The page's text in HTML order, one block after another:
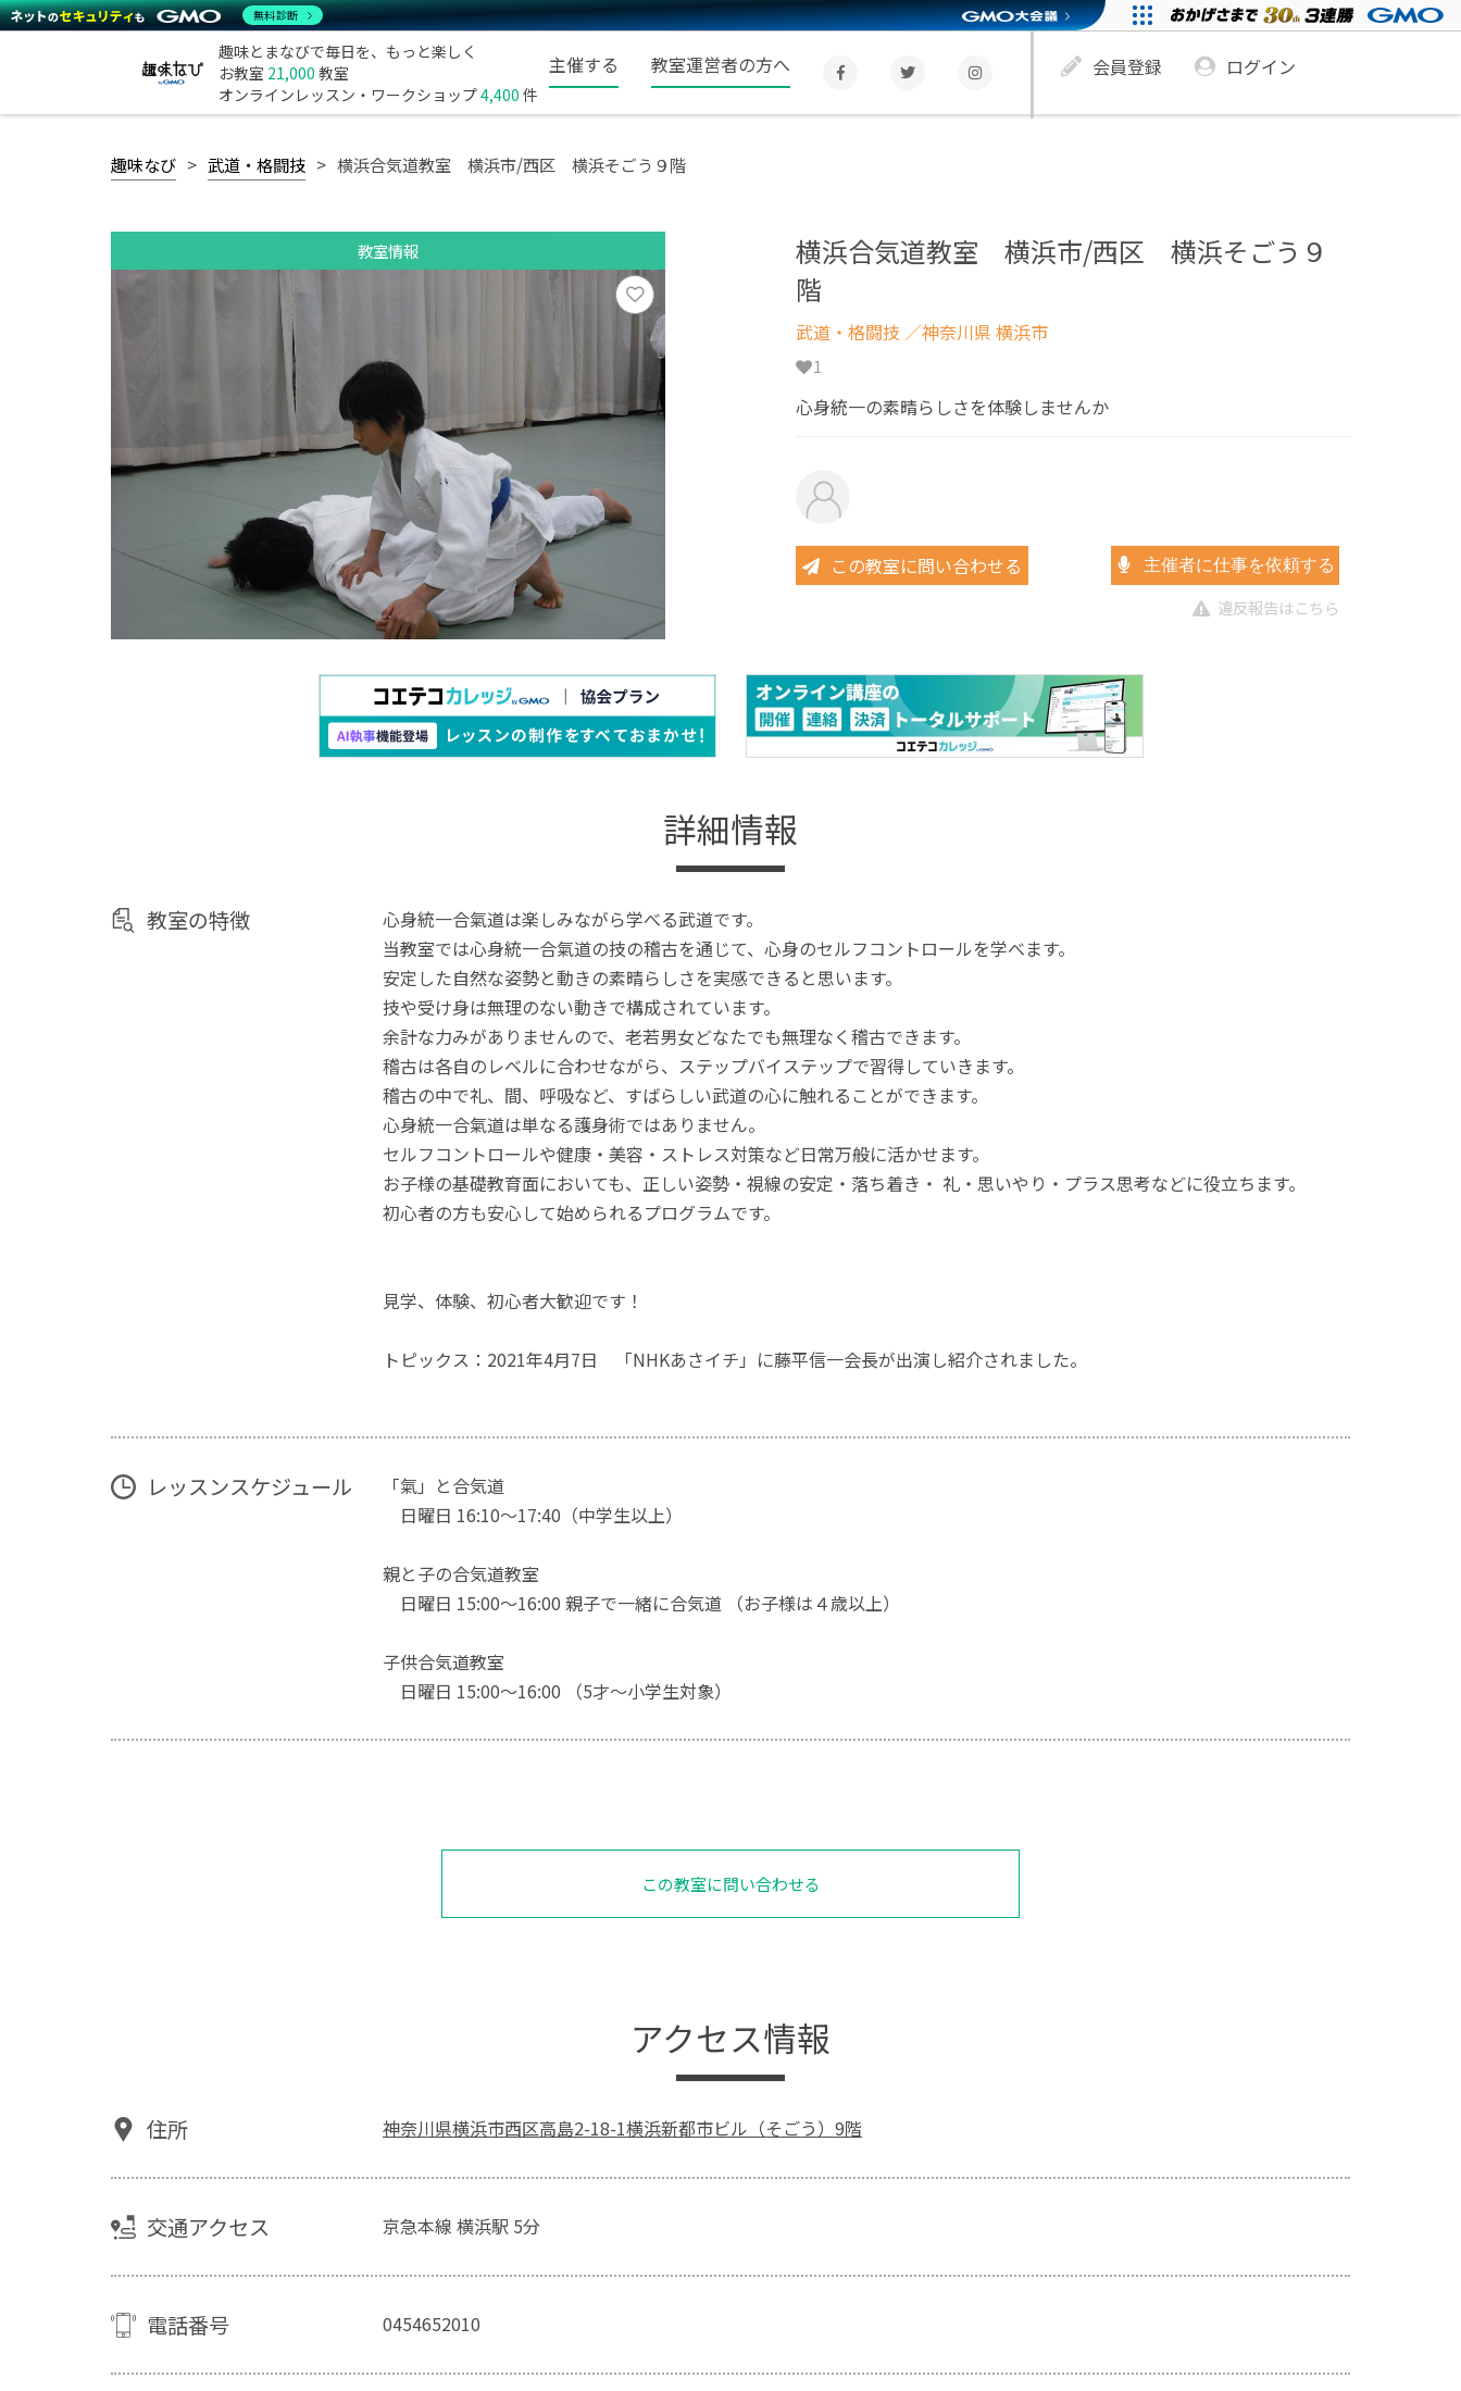
趣味とまなびで毎日を、もっと楽しく
お教室 21,000 教室
オンラインレッスン・ワークショップ4,400 件
主催する 教室運営者の方へ 会員登録 ログイン
趣味なび 武道・格闘技 横浜合気道教室 横浜市/西区 横浜そごう９階
教室情報
横浜合気道教室 横浜市/西区 横浜そごう９
階
武道・格闘技 ／神奈川県 横浜市
1
心身統一の素晴らしさを体験しませんか
この教室に問い合わせる 主催者に仕事を依頼する
違反報告はこちら
詳細情報
教室の特徴
心身統一合氣道は楽しみながら学べる武道です。
当教室では心身統一合氣道の技の稽古を通じて、心身のセルフコントロールを学べます。
安定した自然な姿勢と動きの素晴らしさを実感できると思います。
技や受け身は無理のない動きで構成されています。
余計な力みがありませんので、老若男女どなたでも無理なく稽古できます。
稽古は各自のレベルに合わせながら、ステップバイステップで習得していきます。
稽古の中で礼、間、呼吸など、すばらしい武道の心に触れることができます。
心身統一合氣道は単なる護身術ではありません。
セルフコントロールや健康・美容・ストレス対策など日常万般に活かせます。
お子様の基礎教育面においても、正しい姿勢・視線の安定・落ち着き・ 礼・思いやり・プラス思考などに役立ちます。
初心者の方も安心して始められるプログラムです。
見学、体験、初心者大歓迎です！
トピックス：2021年4月7日 「NHKあさイチ」に藤平信一会長が出演し紹介されました。
レッスンスケジュール
「氣」と合気道
日曜日 16:10～17:40（中学生以上）
親と子の合気道教室
日曜日 15:00～16:00 親子で一緒に合気道 （お子様は４歳以上）
子供合気道教室
日曜日 15:00～16:00 （5才～小学生対象）
この教室に問い合わせる
アクセス情報
住所 神奈川県横浜市西区高島2-18-1横浜新都市ビル（そごう）9階
交通アクセス 京急本線 横浜駅 5分
電話番号 0454652010
無料診断